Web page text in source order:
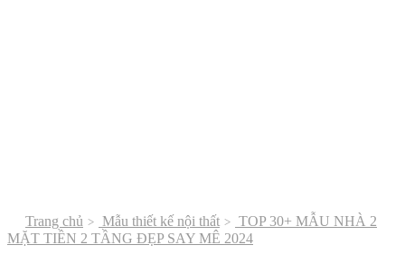
Trang chủ Mẫu thiết kế nội thất
TOP 30+ MẪU NHÀ 2
MẶT TIỀN 2 TẦNG ĐẸP SAY MÊ 2024